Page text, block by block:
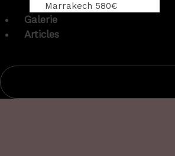
Marrakech 580€
Galerie
Articles